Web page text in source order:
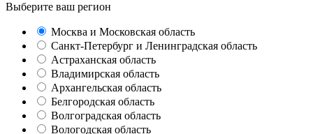
Выберите ваш регион
Москва и Московская область
Санкт-Петербург и Ленинградская область
Астраханская область
Владимирская область
Архангельская область
Белгородская область
Волгоградская область
Вологодская область